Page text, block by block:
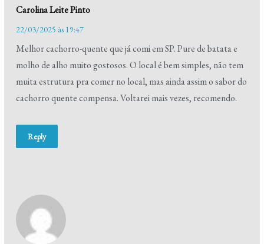
Carolina Leite Pinto
22/03/2025 às 19:47
Melhor cachorro-quente que já comi em SP. Pure de batata e
molho de alho muito gostosos. O local é bem simples, não tem
muita estrutura pra comer no local, mas ainda assim o sabor do
cachorro quente compensa. Voltarei mais vezes, recomendo.
Reply